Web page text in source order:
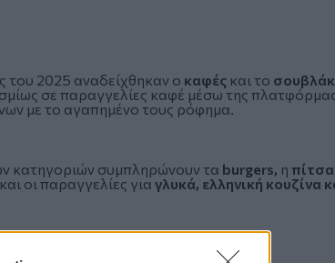
του 2025 αναδείχθηκαν ο καφές και το
σε παραγγελίες καφέ μέσω της
με το αγαπημένο τους ρόφημα.
κατηγοριών συμπληρώνουν τα burgers, η πίτσα
οι παραγγελίες για γλυκά, ελληνική κουζίνα